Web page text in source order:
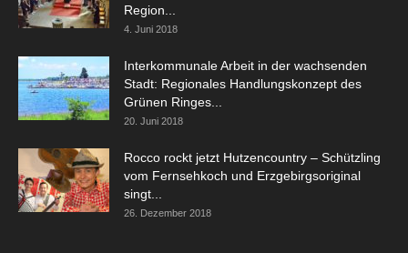
Region...
4. Juni 2018
Interkommunale Arbeit in der wachsenden
Stadt: Regionales Handlungskonzept des
Grünen Ringes...
20. Juni 2018
Rocco rockt jetzt Hutzencountry – Schützling
vom Fernsehkoch und Erzgebirgsoriginal
singt...
26. Dezember 2018